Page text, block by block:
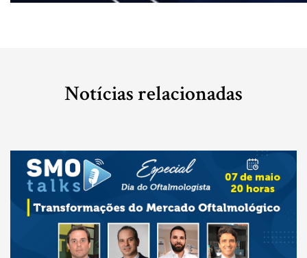
Notícias relacionadas